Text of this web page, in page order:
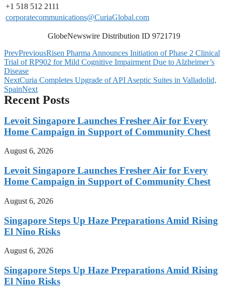
+1 518 512 2111
corporatecommunications@CuriaGlobal.com
GlobeNewswire Distribution ID 9721719
PrevPreviousRisen Pharma Announces Initiation of Phase 2 Clinical
Trial of RP902 for Mild Cognitive Impairment Due to Alzheimer’s
Disease
NextCuria Completes Upgrade of API Aseptic Suites in Valladolid,
SpainNext
Recent Posts
Levoit Singapore Launches Fresher Air for Every
Home Campaign in Support of Community Chest
August 6, 2026
Levoit Singapore Launches Fresher Air for Every
Home Campaign in Support of Community Chest
August 6, 2026
Singapore Steps Up Haze Preparations Amid Rising
El Nino Risks
August 6, 2026
Singapore Steps Up Haze Preparations Amid Rising
El Nino Risks